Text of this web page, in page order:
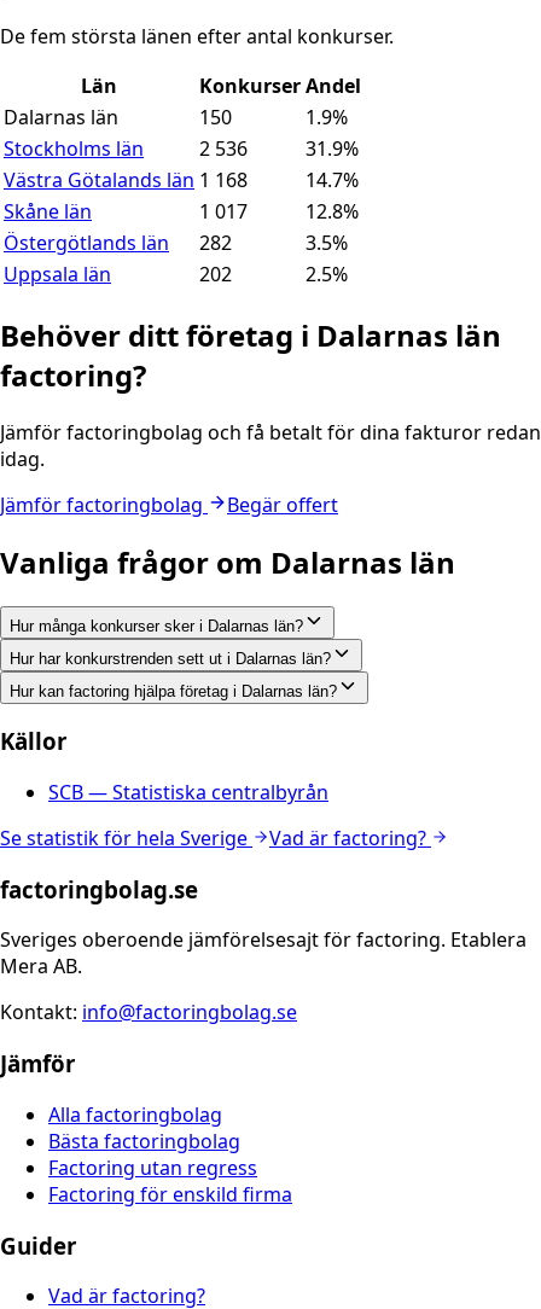
De fem största länen efter antal konkurser.
Län
KonkurserAndel
Dalarnas län
150 1.9%
Stockholms län
2 536 31.9%
Västra Götalands län 1 168 14.7%
Skåne län
1 017 12.8%
Östergötlands län
282 3.5%
Uppsala län
202 2.5%
Behöver ditt företag i Dalarnas län
factoring?
Jämför factoringbolag och få betalt för dina fakturor redan
idag.
Jämför factoringbolag
Begär offert
Vanliga frågor om Dalarnas län
Hur många konkurser sker i Dalarnas län?
Hur har konkurstrenden sett ut i Dalarnas län?
Hur kan factoring hjälpa företag i Dalarnas län?
Källor
SCB — Statistiska centralbyrån
Se statistik för hela Sverige
Vad är factoring?
factoringbolag.se
Sveriges oberoende jämförelsesajt för factoring. Etablera
Mera AB.
Kontakt: info@factoringbolag.se
Jämför
Alla factoringbolag
Bästa factoringbolag
Factoring utan regress
Factoring för enskild firma
Guider
Vad är factoring?